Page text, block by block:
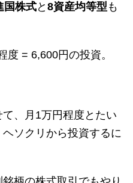
国株式と 8資産均等型 も
度 = 6,600円の投資。
て、月1万円程度とたい
ソクリから投資するに